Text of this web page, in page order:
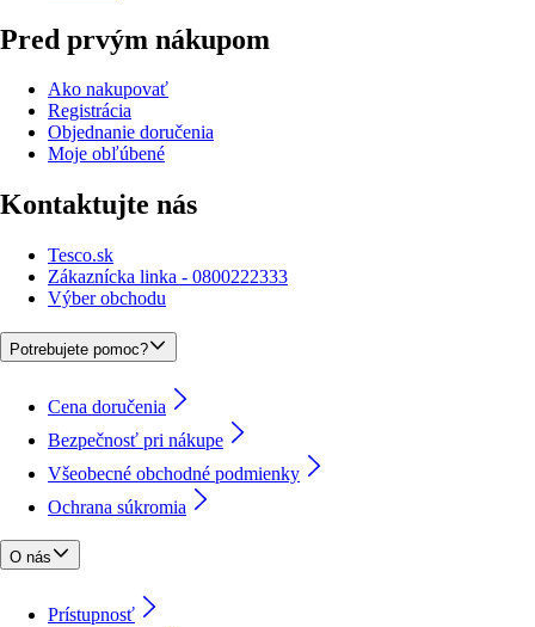
Pred prvým nákupom
Ako nakupovať
Registrácia
Objednanie doručenia
Moje obľúbené
Kontaktujte nás
Tesco.sk
Zákaznícka linka - 0800222333
Výber obchodu
Potrebujete pomoc?
Cena doručenia
Bezpečnosť pri nákupe
Všeobecné obchodné podmienky
Ochrana súkromia
O nás
Prístupnosť